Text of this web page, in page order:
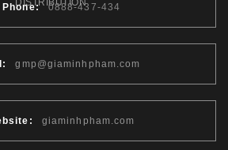
Phone: 0888-437-434
gmp@giaminhpham.com
giaminhpham.com